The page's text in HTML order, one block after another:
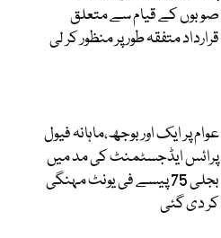
صوبوں کے قیام سے متعلق
قرارداد متفقہ طور پر منظور کر لی
عوام پر ایک اور بوجھ،ماہانہ فیول
پرائس ایڈجسٹمنٹ کی مد میں
بجلی 75 پیسے فی یونٹ مہنگی
کر دی گئی